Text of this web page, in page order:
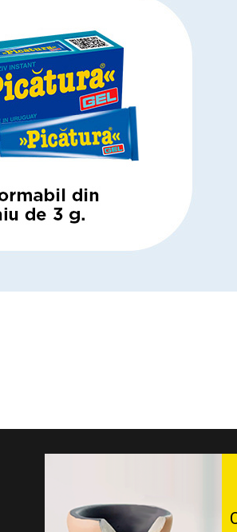
repari o jucărie
cu Picătura®